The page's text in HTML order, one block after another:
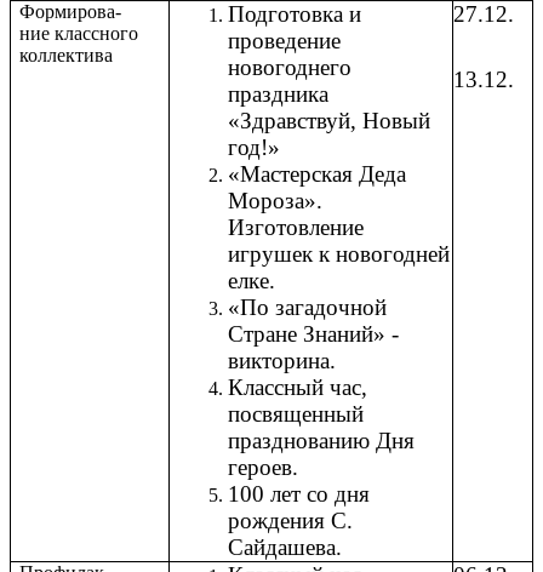
Формирова-
ние классного
коллектива
Подготовка и
проведение
новогоднего
праздника
«Здравствуй, Новый
год!»
«Мастерская Деда
Мороза».
Изготовление
игрушек к новогодней
елке.
«По загадочной
Стране Знаний» -
викторина.
Классный час,
посвященный
празднованию Дня
героев.
100 лет со дня
рождения С.
Сайдашева.
27.12.
13.12.